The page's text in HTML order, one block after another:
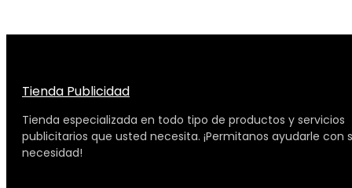
Tienda Publicidad
Tienda especializada en todo tipo de productos y servicios
publicitarios que usted necesita. ¡Permitanos ayudarle con
necesidad!